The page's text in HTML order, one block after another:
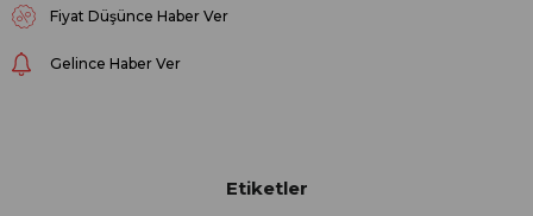
Fiyat Düşünce Haber Ver
Gelince Haber Ver
Etiketler